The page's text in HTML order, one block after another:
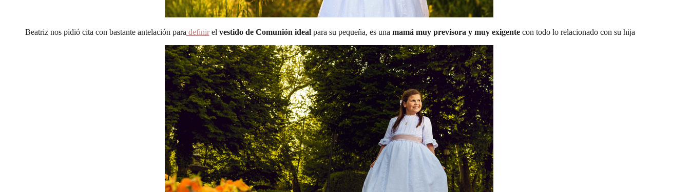
Beatriz nos pidió cita con bastante antelación para definirel vestido de Comunión idealpara su pequeña, es una mamá muy previsora y muy exigentecon todo lo relacionado con su hija